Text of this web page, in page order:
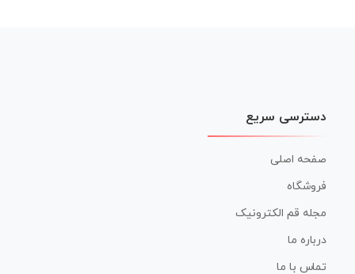
دسترسی سریع
صفحه اصلی
فروشگاه
مجله قم الکترونیک
درباره ما
تماس با ما